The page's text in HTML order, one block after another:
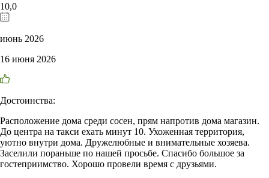
10,0
июнь 2026
16 июня 2026
Достоинства:
Расположение дома среди сосен, прям напротив дома магазин.
До центра на такси ехать минут 10. Ухоженная территория,
уютно внутри дома. Дружелюбные и внимательные хозяева.
Заселили пораньше по нашей просьбе. Спасибо большое за
гостеприимство. Хорошо провели время с друзьями.